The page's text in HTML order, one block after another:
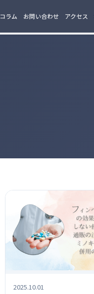
コラム お問い合わせ アクセス
2025.10.01